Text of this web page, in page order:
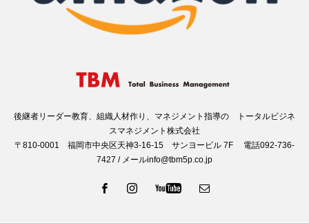
後継者リーダー教育、組織人材作り、マネジメント指導の トータルビジネ
スマネジメント株式会社
〒810-0001 福岡市中央区天神3-16-15 サンヨービル 7F 電話092-736-
7427 / メールinfo@tbm5p.co.jp